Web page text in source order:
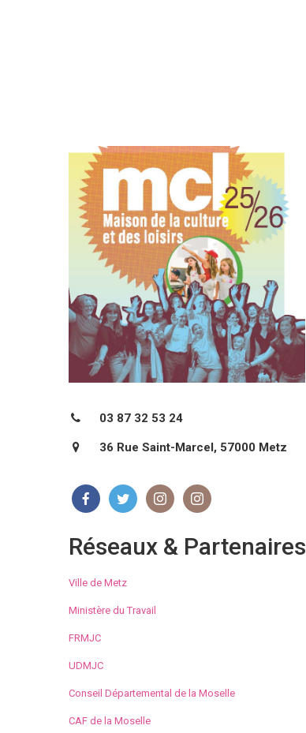
03 87 32 53 24
36 Rue Saint-Marcel, 57000 Metz
Réseaux & Partenaires
Ville de Metz
Ministère du Travail
FRMJC
UDMJC
Conseil Départemental de la Moselle
CAF de la Moselle